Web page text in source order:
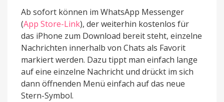
Ab sofort können im WhatsApp Messenger
(App Store-Link), der weiterhin kostenlos für
das iPhone zum Download bereit steht, einzelne
Nachrichten innerhalb von Chats als Favorit
markiert werden. Dazu tippt man einfach lange
auf eine einzelne Nachricht und drückt im sich
dann öffnenden Menü einfach auf das neue
Stern-Symbol.